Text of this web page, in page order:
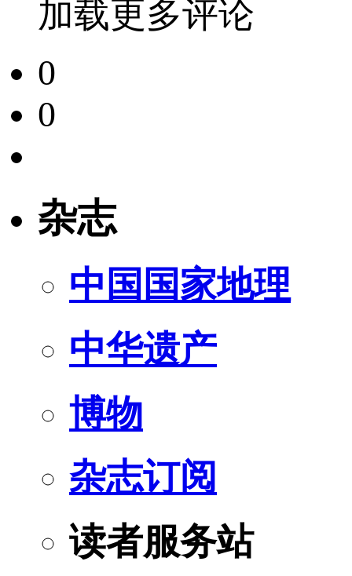
加载更多评论
0
0
杂志
中国国家地理
中华遗产
博物
杂志订阅
读者服务站